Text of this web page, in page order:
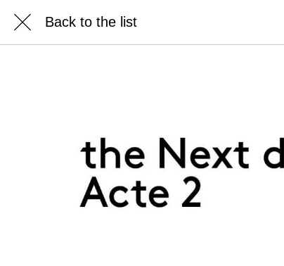
Back to the list